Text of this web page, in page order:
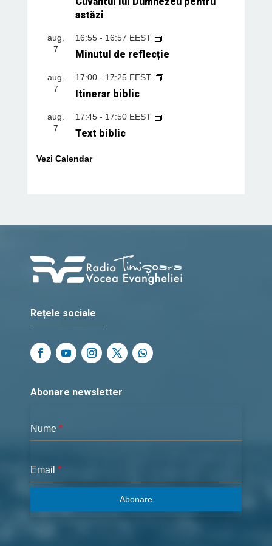
astăzi
aug.
7
16:55- 16:57 EEST
Minutul de reflecție
aug.
7
17:00- 17:25 EEST
Itinerar biblic
aug.
7
17:45- 17:50 EEST
Text biblic
Vezi Calendar
Rețele sociale
Abonare newsletter
Nume *
Email *
Abonare